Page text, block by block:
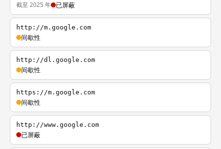
截至 2025 年 已屏蔽
http://m.google.com
间歇性
http://dl.google.com
间歇性
https://m.google.com
间歇性
http://www.google.com
已屏蔽